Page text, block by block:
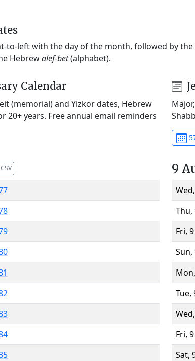
to-left with the day of the month, followed by the
Hebrewalef-bet(alphabet).
Calendar
(memorial) and Yizkor dates, Hebrew
20+ years. Free annual email reminders
9
Thu,
Fri,
Sun,
Tue,
Fri,
Sat,